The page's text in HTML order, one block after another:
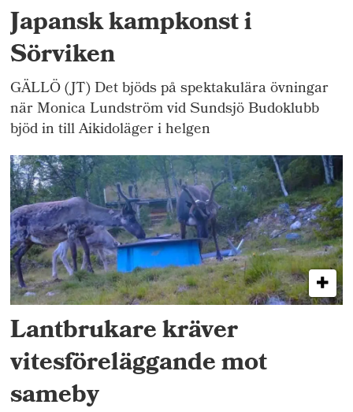
Japansk kampkonst i
Sörviken
GÄLLÖ (JT) Det bjöds på spektakulära övningar
när Monica Lundström vid Sundsjö Budoklubb
bjöd in till Aikidoläger i helgen
Lantbrukare kräver
vitesföreläggande mot
sameby